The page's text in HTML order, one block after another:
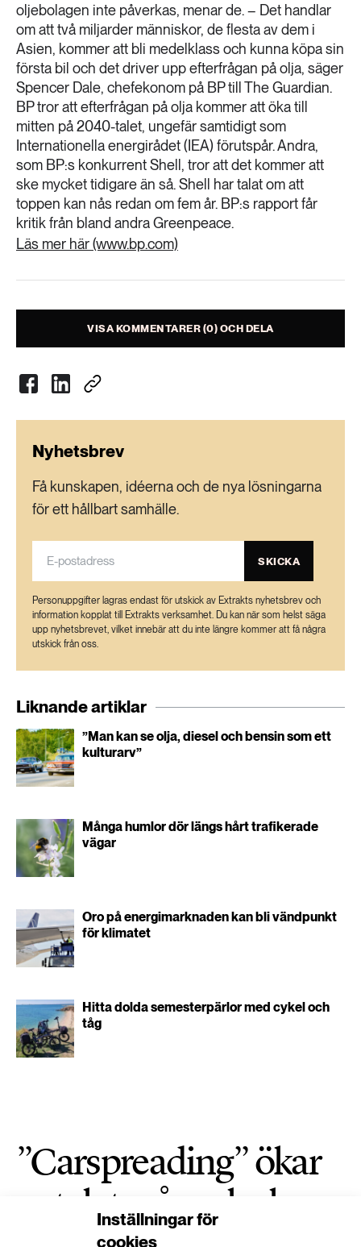
Inställningar för
cookies
oljebolagen inte påverkas, menar de. – Det handlar
om att två miljarder människor, de flesta av dem i
Asien, kommer att bli medelklass och kunna köpa sin
första bil och det driver upp efterfrågan på olja, säger
Spencer Dale, chefekonom på BP till The Guardian.
BP tror att efterfrågan på olja kommer att öka till
mitten på 2040-talet, ungefär samtidigt som
Internationella energirådet (IEA) förutspår. Andra,
som BP:s konkurrent Shell, tror att det kommer att
ske mycket tidigare än så. Shell har talat om att
toppen kan nås redan om fem år. BP:s rapport får
kritik från bland andra Greenpeace.
Läs mer här (www.bp.com)
VISA KOMMENTARER (0) OCH DELA
Nyhetsbrev
Få kunskapen, idéerna och de nya lösningarna
för ett hållbart samhälle.
SKICKA
Personuppgifter lagras endast för utskick av Extrakts nyhetsbrev och
information kopplat till Extrakts verksamhet. Du kan när som helst säga
upp nyhetsbrevet, vilket innebär att du inte längre kommer att få några
utskick från oss.
Liknande artiklar
”Man kan se olja, diesel och bensin som ett
kulturarv”
Många humlor dör längs hårt trafikerade
vägar
Oro på energimarknaden kan bli vändpunkt
för klimatet
Hitta dolda semesterpärlor med cykel och
tåg
”Carspreading” ökar
antalet svåra olyckor
TRANSPORT